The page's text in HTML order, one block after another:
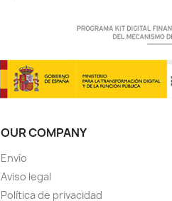
OUR COMPANY
Envío
Aviso legal
Política de privacidad